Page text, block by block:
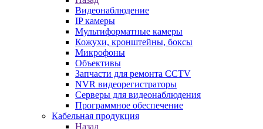
Видеонаблюдение
IP камеры
Мультиформатные камеры
Кожухи, кронштейны, боксы
Микрофоны
Объективы
Запчасти для ремонта CCTV
NVR видеорегистраторы
Серверы для видеонаблюдения
Программное обеспечение
Кабельная продукция
Назад